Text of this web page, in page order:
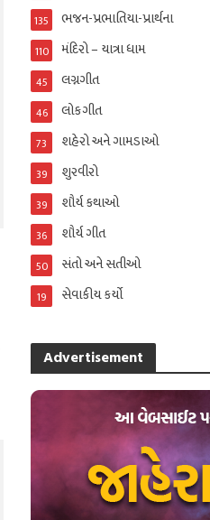
ભજન-પ્રભાતિયા-પ્રાર્થના
135
મંદિરો – યાત્રા ધામ
110
લગ્નગીત
45
લોકગીત
46
શહેરો અને ગામડાઓ
73
શુરવીરો
39
શૌર્ય કથાઓ
39
શૌર્ય ગીત
36
સંતો અને સતીઓ
50
સેવાકીય કર્યો
19
Advertisement